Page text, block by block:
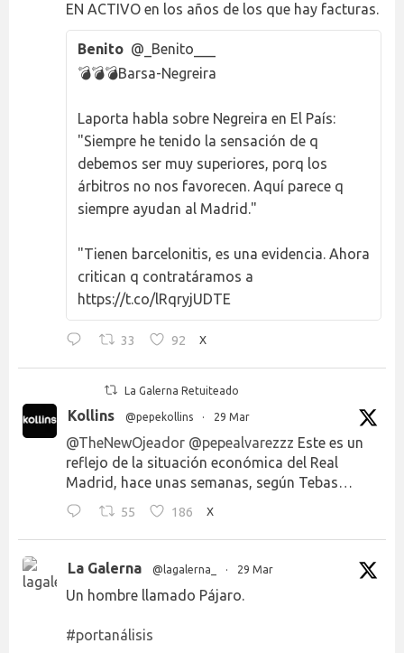
EN ACTIVO en los años de los que hay facturas.
Benito @_Benito___
💣💣💣Barsa-Negreira
Laporta habla sobre Negreira en El País:
"Siempre he tenido la sensación de q
debemos ser muy superiores, porq los
árbitros no nos favorecen. Aquí parece q
siempre ayudan al Madrid."
"Tienen barcelonitis, es una evidencia. Ahora
critican q contratáramos a
https://t.co/lRqryjUDTE
33 92 X
La Galerna Retuiteado
Kollins @pepekollins · 29 Mar
@TheNewOjeador @pepealvarezzz Este es un
reflejo de la situación económica del Real
Madrid, hace unas semanas, según Tebas…
55 186 X
La Galerna @lagalerna_ · 29 Mar
Un hombre llamado Pájaro.
#portanálisis